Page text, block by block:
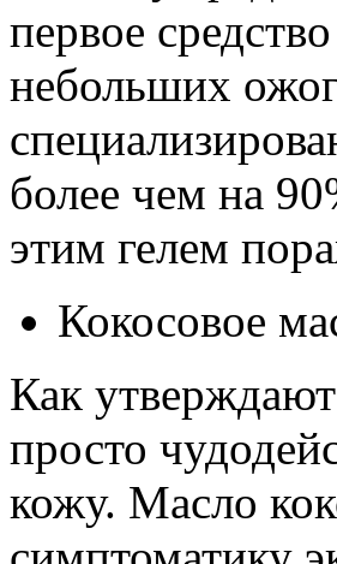
первое
небольших
более чем на
этим гелем
Кокосовое
Как
просто
кожу. Масло